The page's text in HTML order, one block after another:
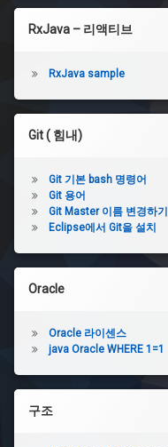
RxJava – 리액티브
RxJava sample
Git ( 힘내)
Git 기본 bash 명령어
Git 용어
Git Master 이름 변경하기
Eclipse에서 Git을 설치
Oracle
Oracle 라이센스
java Oracle WHERE 1=1
구조